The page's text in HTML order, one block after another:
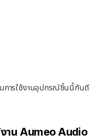
การใช้งานอุปกรณ์ชิ้นนี้กันดี
งาน Aumeo Audio